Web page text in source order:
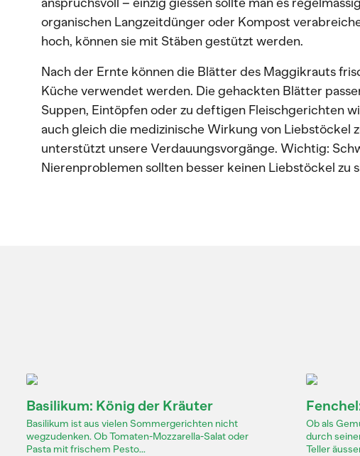
organischen Langzeitdünger oder Kompost
hoch, können sie mit Stäben gestützt werden.
Nach der Ernte können die Blätter des Maggikrauts
Küche verwendet werden. Die gehackten Blätter
Suppen, Eintöpfen oder zu deftigen Fleischgerichten
auch gleich die medizinische Wirkung von Liebstöckel
unterstützt unsere Verdauungsvorgänge. Wichtig:
Nierenproblemen sollten besser keinen Liebstöckel zu
Basilikum: König der Kräuter
Basilikum ist aus vielen Sommergerichten nicht
wegzudenken. Ob Tomaten-Mozzarella-Salat oder
Pasta mit frischem Pesto...
Ob als
durch
Teller